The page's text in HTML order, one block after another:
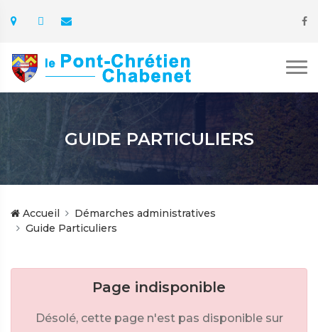
GUIDE PARTICULIERS
Accueil
Démarches administratives
Guide Particuliers
Page indisponible
Désolé, cette page n'est pas disponible sur